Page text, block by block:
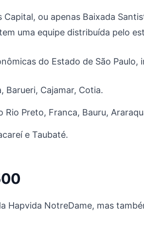
ou apenas Baixada
uma equipe distribuída pelo
do Estado de São Paulo,
Barueri, Cajamar, Cotia.
Preto, Franca, Bauru,
e Taubaté.
NotreDame, mas